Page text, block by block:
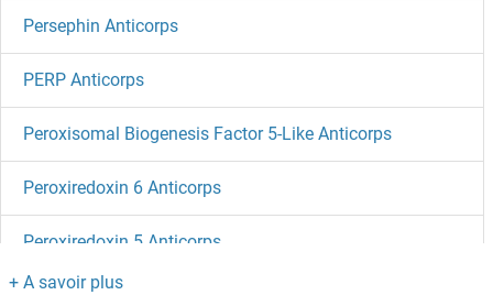
Persephin Anticorps
PERP Anticorps
Peroxisomal Biogenesis Factor 5-Like Anticorps
Peroxiredoxin 6 Anticorps
Peroxiredoxin 5 Anticorps
Peroxiredoxin 4 Anticorps